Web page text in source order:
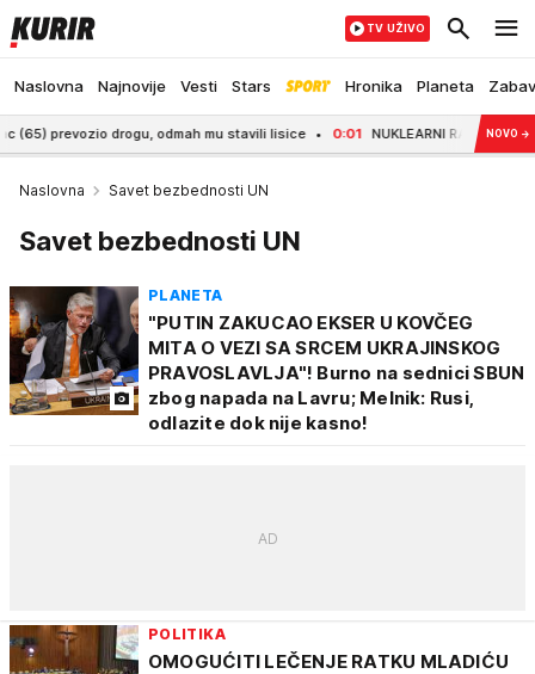
Naslovna Najnovije Vesti Stars Hronika Planeta
TV UŽIVO
drogu, odmah mu stavili lisice 0:01 NUKLEARNI RAT SVE BLIŽI,NOVO →
Naslovna Savet bezbednosti UN
Savet bezbednosti UN
PLANETA
"PUTIN ZAKUCAO EKSER U KOVČEG
MITA O VEZI SA SRCEM UKRAJINSKOG
PRAVOSLAVLJA"! Burno na sednici SBUN
zbog napada na Lavru; Melnik: Rusi,
odlazite dok nije kasno!
POLITIKA
OMOGUĆITI LEČENJE RATKU MLADIĆU